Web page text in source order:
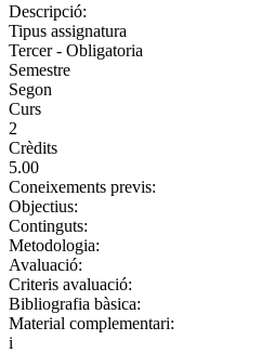
Descripció:
Tipus assignatura
Tercer - Obligatoria
Semestre
Segon
Curs
2
Crèdits
5.00
Coneixements previs:
Objectius:
Continguts:
Metodologia:
Avaluació:
Criteris avaluació:
Bibliografia bàsica:
Material complementari:
i